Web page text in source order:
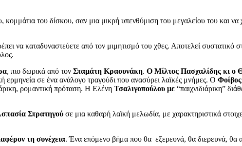
κομμάτια του δίσκου, σαν μια μικρή υπενθύμιση του μεγαλείου του και
να καταδυναστεύετε από τον μιμητισμό του χθες. Αποτελεί συστατικό
, πιο δωρικά από τον Σταμάτη Κραουνάκη. Ο Μίλτος Πασχαλίδης κι ο
ερμηνεία σε ένα ανάλογο τραγούδι που ανασύρει λαϊκές μνήμες. Ο
ρομαντική πρόταση. Η Ελένη Τσαλιγοπούλου με “παιχνιδιάρικη”
Στρατηγού σε μια καθαρή λαϊκή μελωδία, με χαρακτηριστικά
τη συνέχεια. Ένα επόμενο βήμα που θα εξερευνά, θα διερευνά, θα